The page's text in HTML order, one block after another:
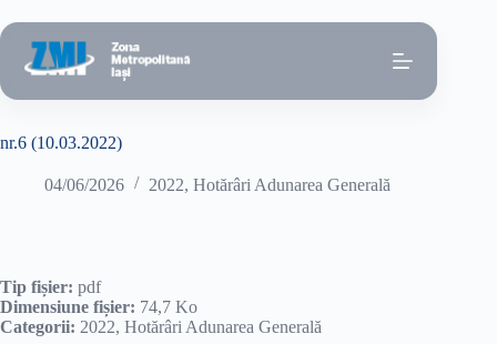
la
conținut
nr.6 (10.03.2022)
04/06/2026 2022, Hotărâri Adunarea Generală
Tip fișier: pdf
Dimensiune fișier: 74,7 Ko
Categorii: 2022, Hotărâri Adunarea Generală